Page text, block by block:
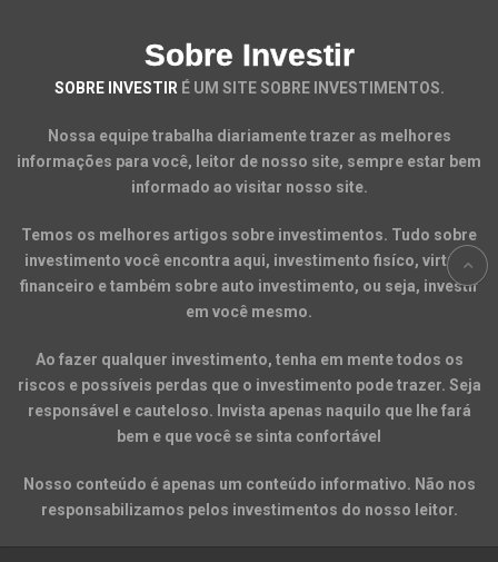
Sobre Investir
SOBRE INVESTIR É UM SITE SOBRE INVESTIMENTOS.
Nossa equipe trabalha diariamente trazer as melhores
informações para você, leitor de nosso site, sempre estar bem
informado ao visitar nosso site.
Temos os melhores artigos sobre investimentos. Tudo sobre
investimento você encontra aqui, investimento fisíco, virtual,
financeiro e também sobre auto investimento, ou seja, investir
em você mesmo.
Ao fazer qualquer investimento, tenha em mente todos os
riscos e possíveis perdas que o investimento pode trazer. Seja
responsável e cauteloso. Invista apenas naquilo que lhe fará
bem e que você se sinta confortável
Nosso conteúdo é apenas um conteúdo informativo. Não nos
responsabilizamos pelos investimentos do nosso leitor.